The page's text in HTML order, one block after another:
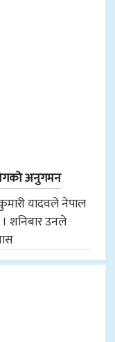
अनुगमन
यादवले नेपाल
शनिबार उनले